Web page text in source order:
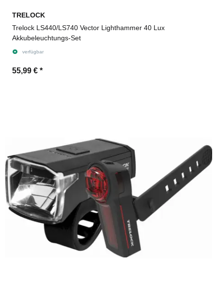
TRELOCK
Trelock LS440/LS740 Vector Lighthammer 40 Lux
Akkubeleuchtungs-Set
verfügbar
55,99 € *